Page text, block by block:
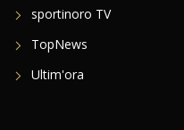
sportinoro TV
TopNews
Ultim'ora